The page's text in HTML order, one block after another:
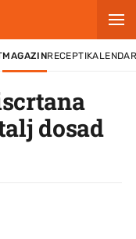
MAGAZINRECEPTI
dosad